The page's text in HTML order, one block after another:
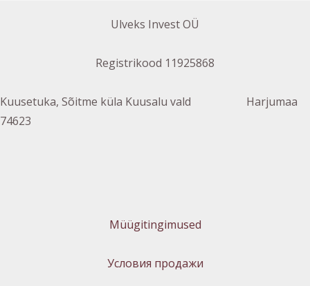
Ulveks Invest OÜ
Registrikood 11925868
Kuusetuka, Sõitme küla Kuusalu vald Harjumaa
74623
Müügitingimused
Условия продажи